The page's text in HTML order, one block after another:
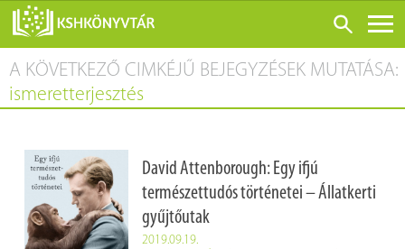
ONLINE KATALÓGUS
RÓLUNK
SZOLGÁLTATÁSOK
KONFERENCIÁK
ADATBÁZISOK
A KÖVETKEZŐ CIMKÉJŰ BEJEGYZÉSEK MUTATÁSA:
ismeretterjesztés
David Attenborough: Egy ifjú
természettudós történetei – Állatkerti
gyűjtőutak
2019.09.19.